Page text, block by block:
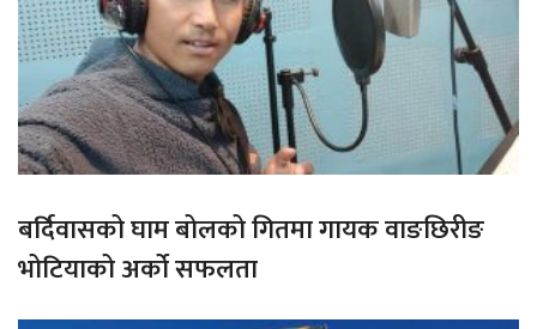
बर्दिवासको घाम बोलको गितमा गायक वाङछिरीङ
भोटियाको अर्को सफलता